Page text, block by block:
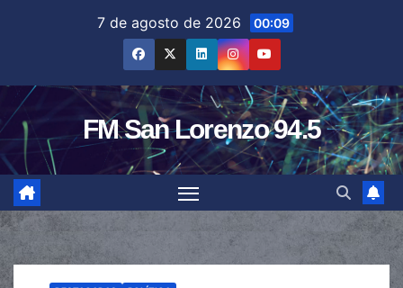
7 de agosto de 2026 00:09
FM San Lorenzo 94.5